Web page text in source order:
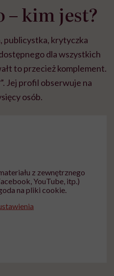
– kim jest?
publicystka, krytyczka
dla wszystkich
to przecież komplement.
Jej profil obserwuje na
osób.
z zewnętrznego
YouTube, itp.)
na pliki cookie.